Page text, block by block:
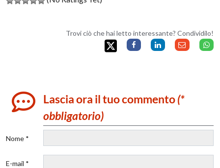
Trovi ciò che hai letto interessante? Condividilo!
Lascia ora il tuo commento(*
obbligatorio)
Nome *
E-mail *